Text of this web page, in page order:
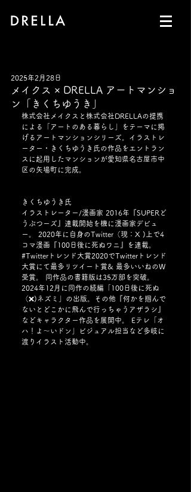
メイクス × DRELLA アートマンショ
ン「きくちゆうき」
2025年2月28日
株式会社メイクスと株式会社DRELLAの提携
による「アートのある暮らし」をテーマに掲
げるアートマンションシリーズ。イラストレ
ーター・きくちゆうき氏の作品をエントラン
スに起用した​​​マンションが愛知県名古屋市中
区の矢場町に完成。
きくちゆうき氏
イラストレーター/漫画家 2016年『SUPERど
うぶつーズ』連載開始を機に漫画家デビュ
ー。 2020年に自身のTwitter（現：X )上で4
コマ漫画『100日後に死ぬワニ』を連載。
#Twitterトレンド大賞2020でTwitterトレンド
大賞にて最多リツイート賞& 最多いいねのW
受賞。 同作品の書籍版は35万部を突破。
2024年12月に同作の続編「100日後に死ぬ
（❌)ネズミ」の出版。その他『何かを掴んで
ないとどこかに飛んで行っちゃうアザラシ』
などキャラクター作品を展開中。 Eテレ「オ
ハ！よ〜いドン」ビジュアル担当など多岐に
渡りイラスト活動中。